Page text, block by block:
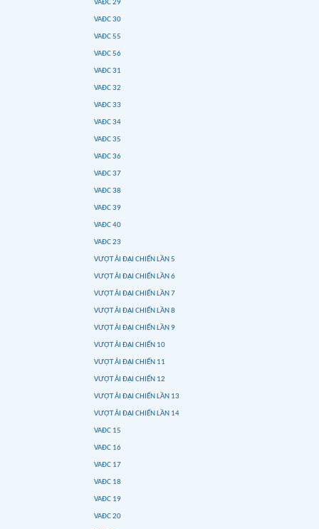
VAĐC 29
VAĐC 30
VAĐC 55
VAĐC 56
VAĐC 31
VAĐC 32
VAĐC 33
VAĐC 34
VAĐC 35
VAĐC 36
VAĐC 37
VAĐC 38
VAĐC 39
VAĐC 40
VAĐC 23
VƯỢT ẢI ĐẠI CHIẾN LẦN 5
VƯỢT ẢI ĐẠI CHIẾN LẦN 6
VƯỢT ẢI ĐẠI CHIẾN LẦN 7
VƯỢT ẢI ĐẠI CHIẾN LẦN 8
VƯỢT ẢI ĐẠI CHIẾN LẦN 9
VƯỢT ẢI ĐẠI CHIẾN 10
VƯỢT ẢI ĐẠI CHIẾN 11
VƯỢT ẢI ĐẠI CHIẾN 12
VƯỢT ẢI ĐẠI CHIẾN LẦN 13
VƯỢT ẢI ĐẠI CHIẾN LẦN 14
VAĐC 15
VAĐC 16
VAĐC 17
VAĐC 18
VAĐC 19
VAĐC 20